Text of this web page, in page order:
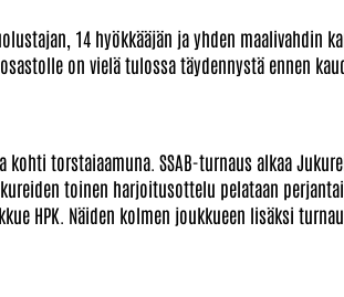
14 hyökkääjän ja yhden maalivahdin
on vielä tulossa täydennystä ennen
kohti torstaiaamuna. SSAB-turnaus alkaa
toinen harjoitusottelu pelataan
HPK. Näiden kolmen joukkueen lisäksi